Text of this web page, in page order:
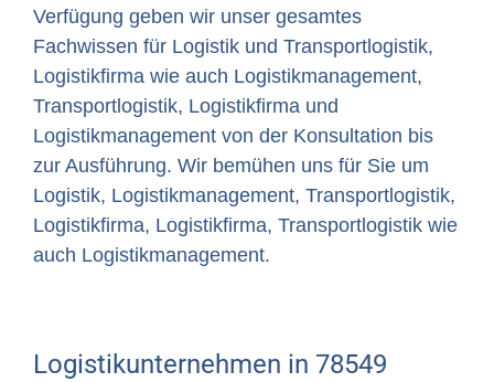
Verfügung geben wir unser gesamtes
Fachwissen für Logistik und Transportlogistik,
Logistikfirma wie auch Logistikmanagement,
Transportlogistik, Logistikfirma und
Logistikmanagement von der Konsultation bis
zur Ausführung. Wir bemühen uns für Sie um
Logistik, Logistikmanagement, Transportlogistik,
Logistikfirma, Logistikfirma, Transportlogistik wie
auch Logistikmanagement.
Logistikunternehmen in 78549